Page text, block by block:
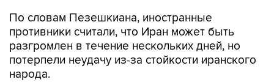
По словам Пезешкиана, иностранные
противники считали, что Иран может быть
разгромлен в течение нескольких дней, но
потерпели неудачу из-за стойкости иранского
народа.